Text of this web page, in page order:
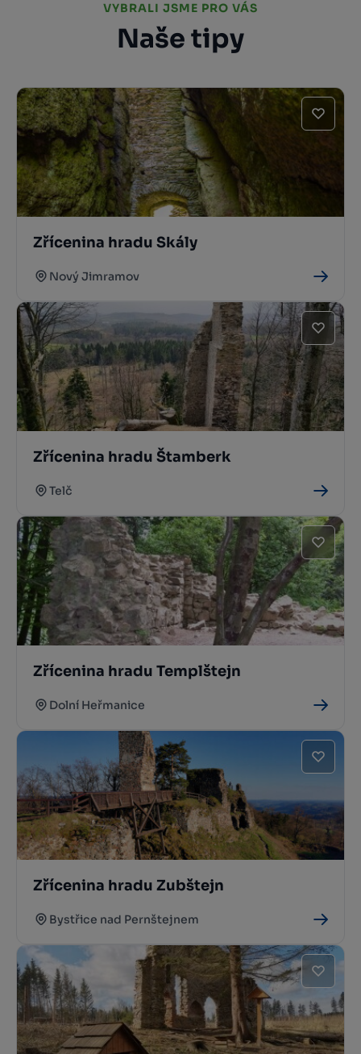
VYBRALI JSME PRO VÁS
Naše tipy
Zřícenina hradu Skály
Nový Jimramov
Zřícenina hradu Štamberk
Telč
Zřícenina hradu Templštejn
Dolní Heřmanice
Zřícenina hradu Zubštejn
Bystřice nad Pernštejnem